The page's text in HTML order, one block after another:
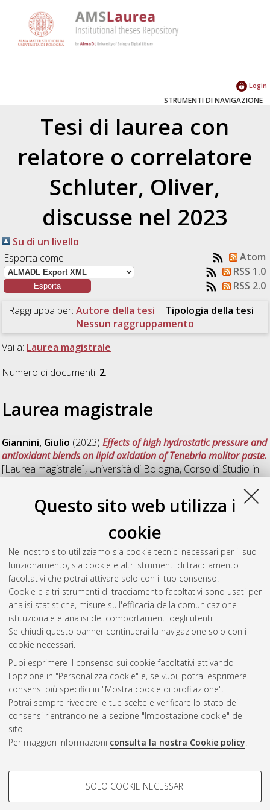
Questo sito web utilizza i
cookie
Nel nostro sito utilizziamo sia cookie tecnici necessari per il suo
funzionamento, sia cookie e altri strumenti di tracciamento
facoltativi che potrai attivare solo con il tuo consenso.
Cookie e altri strumenti di tracciamento facoltativi sono usati per
analisi statistiche, misure sull'efficacia della comunicazione
istituzionale e analisi dei comportamenti degli utenti.
Se chiudi questo banner continuerai la navigazione solo con i
cookie necessari.
Puoi esprimere il consenso sui cookie facoltativi attivando
l'opzione in "Personalizza cookie" e, se vuoi, potrai esprimere
consensi più specifici in "Mostra cookie di profilazione".
Potrai sempre rivedere le tue scelte e verificare lo stato dei
consensi rientrando nella sezione "Impostazione cookie" del
sito.
Per maggiori informazioni consulta la nostra Cookie policy.
COOKIE DI PROFILAZIONE -
SOLO COOKIE NECESSARI
Login
STRUMENTI DI NAVIGAZIONE
Tesi di laurea con
relatore o correlatore
Schluter, Oliver,
discusse nel 2023
Su di un livello
Esporta come
Atom
RSS 1.0
RSS 2.0
Raggruppa per: Autore della tesi | Tipologia della tesi |
Nessun raggruppamento
Vai a: Laurea magistrale
Numero di documenti: 2.
Laurea magistrale
Giannini, Giulio (2023)Effects of high hydrostatic pressure and
antioxidant blends on lipid oxidation of Tenebrio molitor paste.
[Laurea magistrale], Università di Bologna, Corso di Studio in
Scienze e tecnologie alimentari [LM-DM270] - Cesena,
Perino, Chiara
Tenebrio molitor paste: implications for microbial control, lipid
[Laurea magistrale], Università di Bologna, Corso di Studio in
Scienze e tecnologie alimentari [LM-DM270] - Cesena,
Documento full-text non disponibile
Questa lista e' stata generata ilThu Aug 6 16:48:43 2026
CEST
Atom
Rss 1.0
Rss 2.0
AMS Laurea
Impostazioni Cookie
Informativa sulla privacy
Condizioni d’uso del sito